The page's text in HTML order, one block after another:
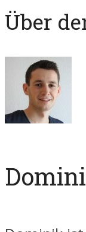
Über